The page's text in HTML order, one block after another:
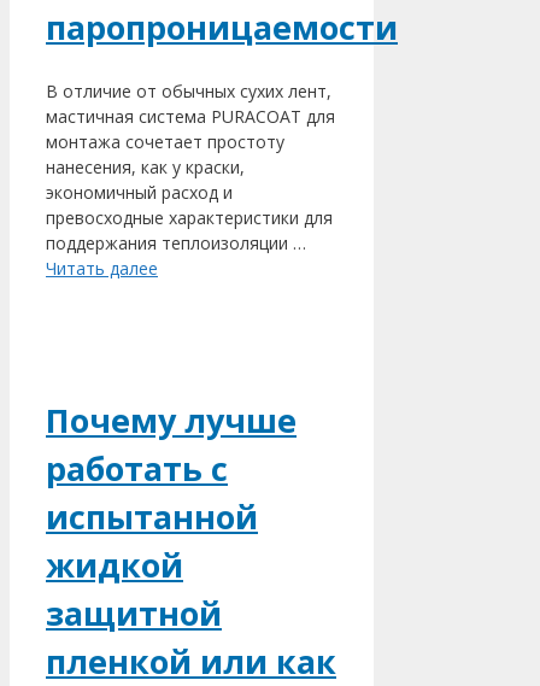
паропроницаемости
В отличие от обычных сухих лент,
мастичная система PURACOAT для
монтажа сочетает простоту
нанесения, как у краски,
экономичный расход и
превосходные характеристики для
поддержания теплоизоляции …
Читать далее
Почему лучше
работать с
испытанной
жидкой
защитной
пленкой или как